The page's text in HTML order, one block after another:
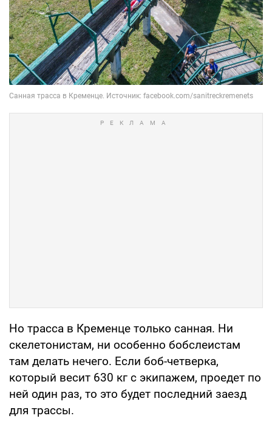
Но трасса в Кременце только санная. Ни
скелетонистам, ни особенно бобслеистам
там делать нечего. Если боб-четверка,
который весит 630 кг с экипажем, проедет по
ней один раз, то это будет последний заезд
для трассы.